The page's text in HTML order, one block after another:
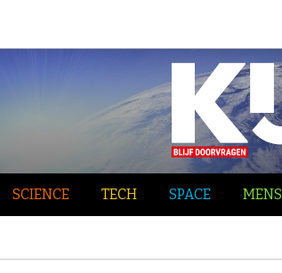
SCIENCE TECH SPACE MENS